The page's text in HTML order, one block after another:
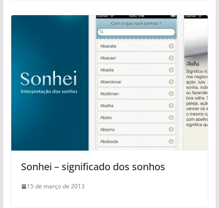
Sonhei – significado dos sonhos
15 de março de 2013